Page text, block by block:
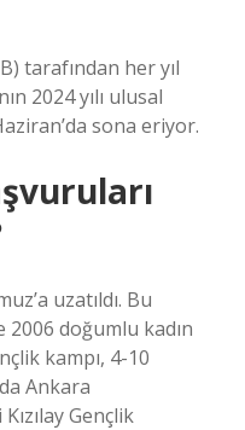
tarafından her yıl
2024 yılı ulusal
sona eriyor.
uzatıldı. Bu
2006 doğumlu kadın
kampı, 4-10
Ankara
Gençlik